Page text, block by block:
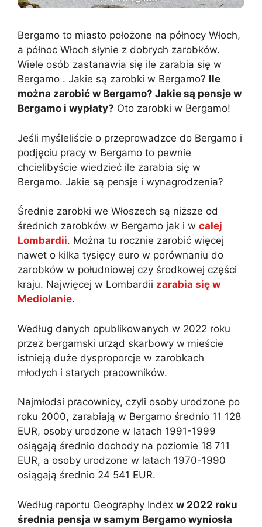
Bergamo to miasto położone na północy Włoch,
a północ Włoch słynie z dobrych zarobków.
Wiele osób zastanawia się ile zarabia się w
Bergamo . Jakie są zarobki w Bergamo? Ile
można zarobić w Bergamo? Jakie są pensje w
Bergamo i wypłaty? Oto zarobki w Bergamo!
Jeśli myśleliście o przeprowadzce do Bergamo i
podjęciu pracy w Bergamo to pewnie
chcielibyście wiedzieć ile zarabia się w
Bergamo. Jakie są pensje i wynagrodzenia?
Średnie zarobki we Włoszech są niższe od
średnich zarobków w Bergamo jak i w całej
Lombardii. Można tu rocznie zarobić więcej
nawet o kilka tysięcy euro w porównaniu do
zarobków w południowej czy środkowej części
kraju. Najwięcej w Lombardii zarabia się w
Mediolanie.
Według danych opublikowanych w 2022 roku
przez bergamski urząd skarbowy w mieście
istnieją duże dysproporcje w zarobkach
młodych i starych pracowników.
Najmłodsi pracownicy, czyli osoby urodzone po
roku 2000, zarabiają w Bergamo średnio 11 128
EUR, osoby urodzone w latach 1991-1999
osiągają średnio dochody na poziomie 18 711
EUR, a osoby urodzone w latach 1970-1990
osiągają średnio 24 541 EUR.
Według raportu Geography Index w 2022 roku
średnia pensja w samym Bergamo wyniosła